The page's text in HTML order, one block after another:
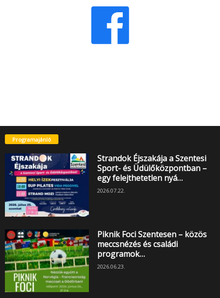
Programajánló
Strandok Éjszakája a Szentesi
Sport- és Üdülőközpontban –
egy felejthetetlen nyá…
2026.07.22.
Piknik Foci Szentesen – közös
meccsnézés és családi
programok…
2026.06.23.